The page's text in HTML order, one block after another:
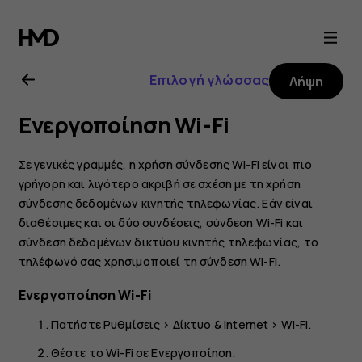
Οδηγίες
χρήσης
Nokia
8.1
Επιλογή γλώσσας Λήψη
Ενεργοποίηση Wi-Fi
Σε γενικές γραμμές, η χρήση σύνδεσης Wi-Fi είναι πιο
γρήγορη και λιγότερο ακριβή σε σχέση με τη χρήση
σύνδεσης δεδομένων κινητής τηλεφωνίας. Εάν είναι
διαθέσιμες και οι δύο συνδέσεις, σύνδεση Wi-Fi και
σύνδεση δεδομένων δικτύου κινητής τηλεφωνίας, το
τηλέφωνό σας χρησιμοποιεί τη σύνδεση Wi-Fi.
Ενεργοποίηση Wi-Fi
ΠατήστεΡυθμίσεις > Δίκτυο & Internet > Wi-Fi.
Θέστε το Wi-Fi σεΕνεργοποίηση.